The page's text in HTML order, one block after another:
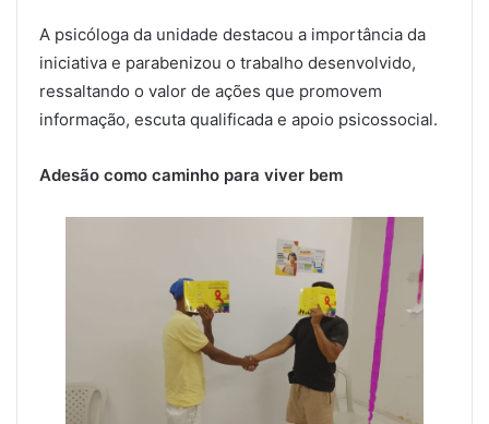
A psicóloga da unidade destacou a importância da
iniciativa e parabenizou o trabalho desenvolvido,
ressaltando o valor de ações que promovem
informação, escuta qualificada e apoio psicossocial.
Adesão como caminho para viver bem